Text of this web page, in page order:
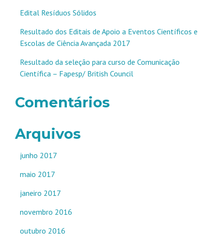
Edital Resíduos Sólidos
Resultado dos Editais de Apoio a Eventos Científicos e
Escolas de Ciência Avançada 2017
Resultado da seleção para curso de Comunicação
Científica – Fapesp/ British Council
Comentários
Arquivos
junho 2017
maio 2017
janeiro 2017
novembro 2016
outubro 2016